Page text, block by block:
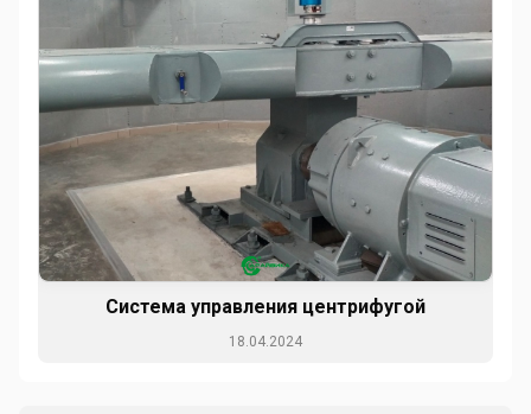
Система управления центрифугой
18.04.2024